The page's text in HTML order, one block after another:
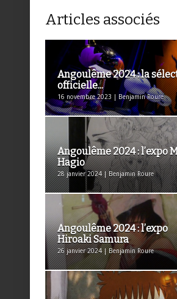
Articles associés
Angoulême 2024 : la
officielle...
16 novembre 2023 | Benjamin Roure
Angoulême 2024 : l’expo
Hagio
28 janvier 2024 | Benjamin Roure
Angoulême 2024 : l’expo
Hiroaki Samura
26 janvier 2024 | Benjamin Roure